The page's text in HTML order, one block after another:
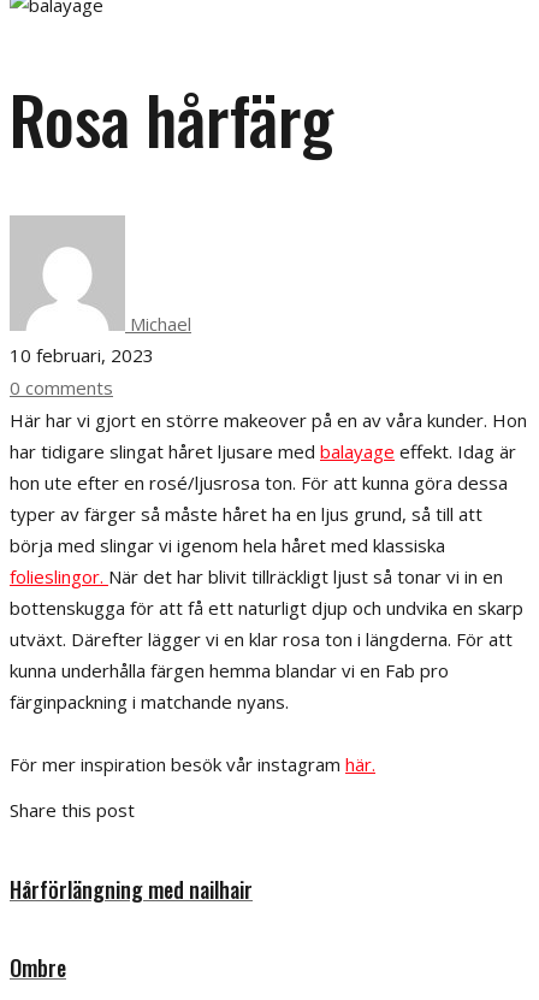
Rosa hårfärg
Michael
10 februari, 2023
0 comments
Här har vi gjort en större makeover på en av våra kunder. Hon
har tidigare slingat håret ljusare med balayage effekt. Idag är
hon ute efter en rosé/ljusrosa ton. För att kunna göra dessa
typer av färger så måste håret ha en ljus grund, så till att
börja med slingar vi igenom hela håret med klassiska
folieslingor. När det har blivit tillräckligt ljust så tonar vi in en
bottenskugga för att få ett naturligt djup och undvika en skarp
utväxt. Därefter lägger vi en klar rosa ton i längderna. För att
kunna underhålla färgen hemma blandar vi en Fab pro
färginpackning i matchande nyans.
För mer inspiration besök vår instagram här.
Share this post
Hårförlängning med nailhair
Ombre